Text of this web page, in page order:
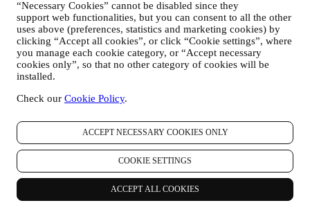
“Necessary Cookies” cannot be disabled since they
support web functionalities, but you can consent to all the other
uses above (preferences, statistics and marketing cookies) by
clicking “Accept all cookies”, or click “Cookie settings”, where
you manage each cookie category, or “Accept necessary
cookies only”, so that no other category of cookies will be
installed.
Check our Cookie Policy.
ACCEPT NECESSARY COOKIES ONLY
COOKIE SETTINGS
ACCEPT ALL COOKIES
registrati o ospiti) utilizzando log e/o tecnologie di
tracciamento come i “cookie” e tecnologie simili (compresi i
pixel di tracciamento nelle e-mail), al fine di migliorare i nostri
servizi e annunci o per i nostri scopi di analisi statistica. Nella
maggior parte dei casi non saremo in grado di identificarvi
tramite le suddette informazioni. Per informazioni sulla
raccolta dei dati tramite cookie, si prega di leggere la nostra
iv. vostri feedback, richieste, reclami, domande o interazioni
media, email o telefonate).
I dati personali che raccogliamo da voi quando utilizzate il Sito o
che ci conferite in altro modo vengono protetti come indicato nel
presente documento e voi avete i diritti alla privacy di cui al
B) CHI RACCOGLIE I VOSTRI DATI?